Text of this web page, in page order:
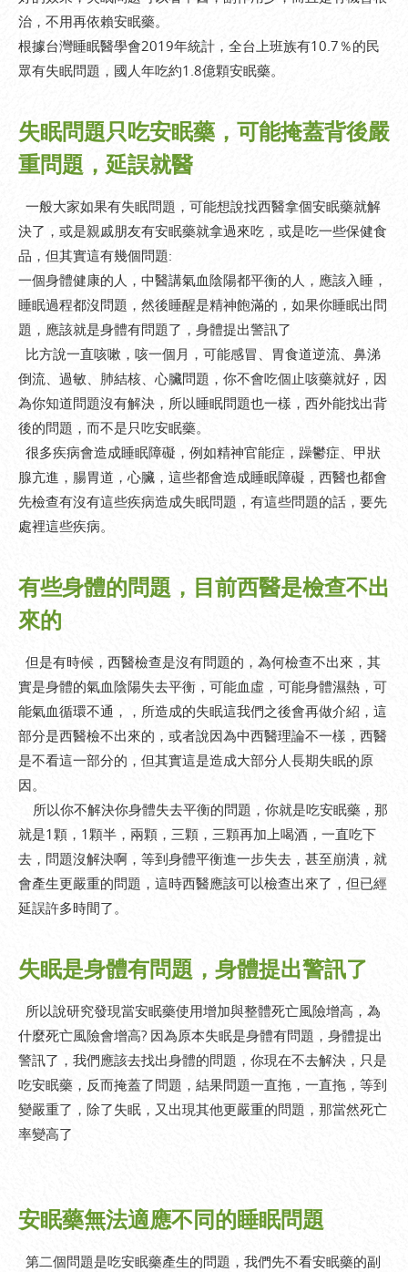
治，不用再依賴安眠藥。
根據台灣睡眠醫學會2019年統計，全台上班族有10.7％的民
眾有失眠問題，國人年吃約1.8億顆安眠藥。
失眠問題只吃安眠藥，可能掩蓋背後嚴
重問題，延誤就醫
一般大家如果有失眠問題，可能想說找西醫拿個安眠藥就解
決了，或是親戚朋友有安眠藥就拿過來吃，或是吃一些保健食
品，但其實這有幾個問題:
一個身體健康的人，中醫講氣血陰陽都平衡的人，應該入睡，
睡眠過程都沒問題，然後睡醒是精神飽滿的，如果你睡眠出問
題，應該就是身體有問題了，身體提出警訊了
比方說一直咳嗽，咳一個月，可能感冒、胃食道逆流、鼻涕
倒流、過敏、肺結核、心臟問題，你不會吃個止咳藥就好，因
為你知道問題沒有解決，所以睡眠問題也一樣，西外能找出背
後的問題，而不是只吃安眠藥。
很多疾病會造成睡眠障礙，例如精神官能症，躁鬱症、甲狀
腺亢進，腸胃道，心臟，這些都會造成睡眠障礙，西醫也都會
先檢查有沒有這些疾病造成失眠問題，有這些問題的話，要先
處裡這些疾病。
有些身體的問題，目前西醫是檢查不出
來的
但是有時候，西醫檢查是沒有問題的，為何檢查不出來，其
實是身體的氣血陰陽失去平衡，可能血虛，可能身體濕熱，可
能氣血循環不通，，所造成的失眠這我們之後會再做介紹，這
部分是西醫檢不出來的，或者說因為中西醫理論不一樣，西醫
是不看這一部分的，但其實這是造成大部分人長期失眠的原
因。
所以你不解決你身體失去平衡的問題，你就是吃安眠藥，那
就是1顆，1顆半，兩顆，三顆，三顆再加上喝酒，一直吃下
去，問題沒解決啊，等到身體平衡進一步失去，甚至崩潰，就
會產生更嚴重的問題，這時西醫應該可以檢查出來了，但已經
延誤許多時間了。
失眠是身體有問題，身體提出警訊了
所以說研究發現當安眠藥使用增加與整體死亡風險增高，為
什麼死亡風險會增高? 因為原本失眠是身體有問題，身體提出
警訊了，我們應該去找出身體的問題，你現在不去解決，只是
吃安眠藥，反而掩蓋了問題，結果問題一直拖，一直拖，等到
變嚴重了，除了失眠，又出現其他更嚴重的問題，那當然死亡
率變高了
安眠藥無法適應不同的睡眠問題
第二個問題是吃安眠藥產生的問題，我們先不看安眠藥的副